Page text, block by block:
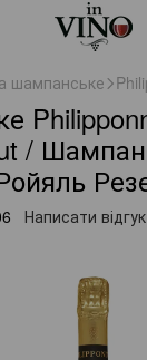
шампанське
/
Написати відгук